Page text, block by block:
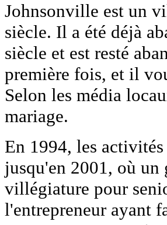
Johnsonville est un
siècle. Il a été déjà
siècle et est resté
première fois, et il
Selon les média
mariage.
En 1994, les
jusqu'en 2001, où
villégiature pour
l'entrepreneur ayant